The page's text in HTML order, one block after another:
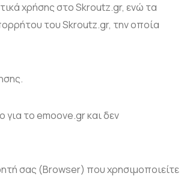
χρήσης στο Skroutz.gr, ενώ τα
του Skroutz.gr, την οποία
το emoove.gr και δεν
σας (Browser) που χρησιμοποιείτε